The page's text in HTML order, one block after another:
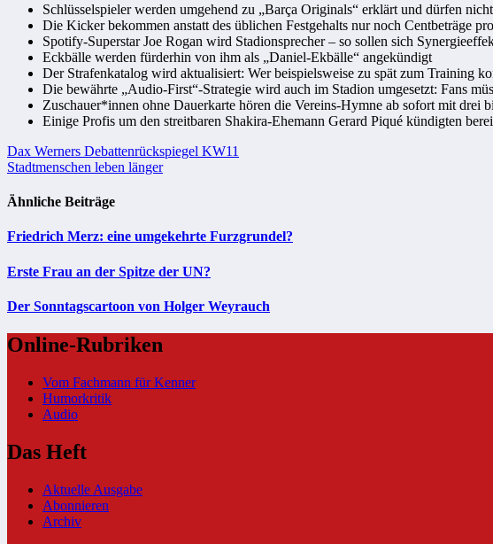
Schlüsselspieler werden umgehend zu „Barça Originals“ erklärt und dürfen
Die Kicker bekommen anstatt des üblichen Festgehalts nur noch Centbeträge
Spotify-Superstar Joe Rogan wird Stadionsprecher – so sollen sich
Eckbälle werden fürderhin von ihm als „Daniel-Ekbälle“ angekündigt
Der Strafenkatalog wird aktualisiert: Wer beispielsweise zu spät zum Training
Die bewährte „Audio-First“-Strategie wird auch im Stadion umgesetzt: Fans
Zuschauer*innen ohne Dauerkarte hören die Vereins-Hymne ab sofort mit drei
Einige Profis um den streitbaren Shakira-Ehemann Gerard Piqué kündigten
Beitragsnavigation
Dax Werners Debattenrückspiegel KW11
Stadtmenschen leben länger
Ähnliche Beiträge
Friedrich Merz: eine umgekehrte Furzgrundel?
Erste Frau an der Spitze der UN?
Der Sonntagscartoon von Holger Weyrauch
Online-Rubriken
Vom Fachmann für Kenner
Humorkritik
Audio
Das Heft
Aktuelle Ausgabe
Abonnieren
Archiv